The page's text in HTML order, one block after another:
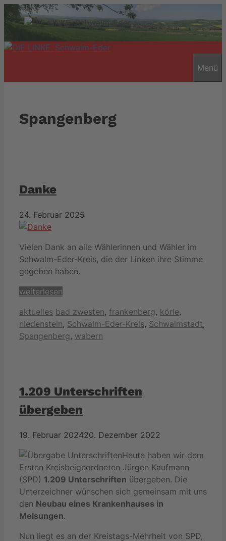
Zum
Inhalt
springen
Menü
Spangenberg
Danke
24. Februar 2025
Vielen Dank an alle Wählerinnen und Wähler im
Schwalm-Eder-Kreis, die der Linken ihre Stimme
gegeben haben.
weiterlesen
Kategorien
aktuelles Schlagwörter
bad zwesten, frankenberg, körle,
niedenstein, Schwalm-Eder-Kreis, Schwalmstadt,
Spangenberg, wabern
1.209 Unterschriften
übergeben
19. Februar 202420. Dezember 2022
Heute haben wir dem
Ersten Kreisbeigeordneten Jürgen Kaufmann
(SPD) 1.209 Unterschriften übergeben. Die
Unterzeichner wünschen sich gemeinsam mit uns
den Neubau eines Krankenhauses in
Melsungen.
Nun liegt es an der Kreistags-Mehrheit von SPD,